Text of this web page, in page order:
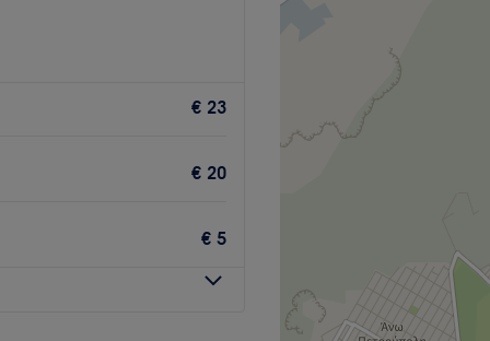
της Λεωφόρου Παναγή
και Περιστέρι και
και πεντικιούρ.
Go to venue
€ 23
€ 20
€ 5